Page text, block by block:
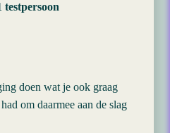
testpersoon
doen wat je ook graag
om daarmee aan de slag